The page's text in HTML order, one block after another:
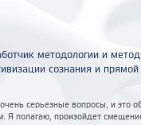
методологии и
сознания и
серьезные вопросы, и это
Я полагаю, произойдет